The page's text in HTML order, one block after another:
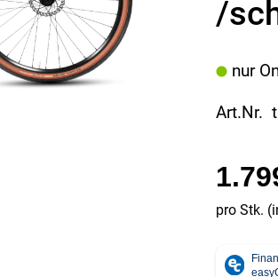
/
nur
Art.Nr.
pro Stk.